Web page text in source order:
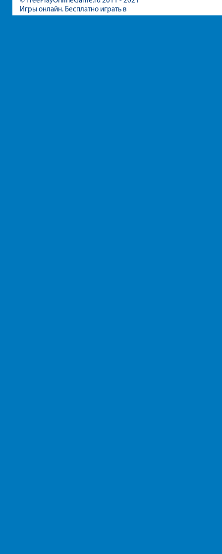
Игры онлайн. Бесплатно играть в
игры для девочек и мальчиков